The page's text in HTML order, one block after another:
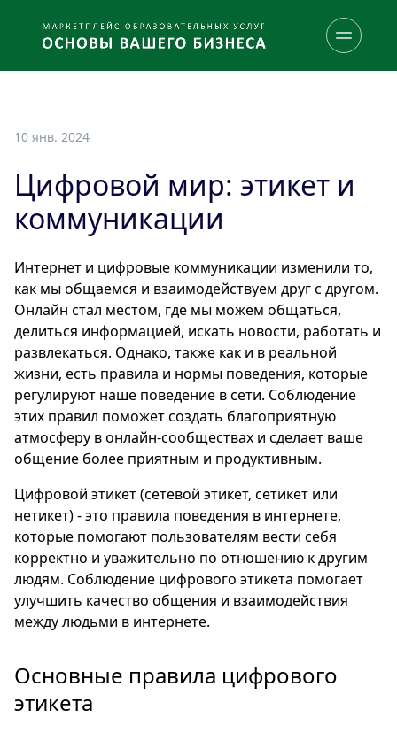
10 янв. 2024
Цифровой мир: этикет и
коммуникации
Интернет и цифровые коммуникации изменили то,
как мы общаемся и взаимодействуем друг с другом.
Онлайн стал местом, где мы можем общаться,
делиться информацией, искать новости, работать и
развлекаться. Однако, также как и в реальной
жизни, есть правила и нормы поведения, которые
регулируют наше поведение в сети. Соблюдение
этих правил поможет создать благоприятную
атмосферу в онлайн-сообществах и сделает ваше
общение более приятным и продуктивным.
Цифровой этикет (сетевой этикет, сетикет или
нетикет) - это правила поведения в интернете,
которые помогают пользователям вести себя
корректно и уважительно по отношению к другим
людям. Соблюдение цифрового этикета помогает
улучшить качество общения и взаимодействия
между людьми в интернете.
Основные правила цифрового
этикета